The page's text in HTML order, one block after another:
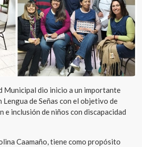
Municipal dio inicio a un importante
de Señas con el objetivo de
e inclusión de niños con discapacidad
Caamaño, tiene como propósito